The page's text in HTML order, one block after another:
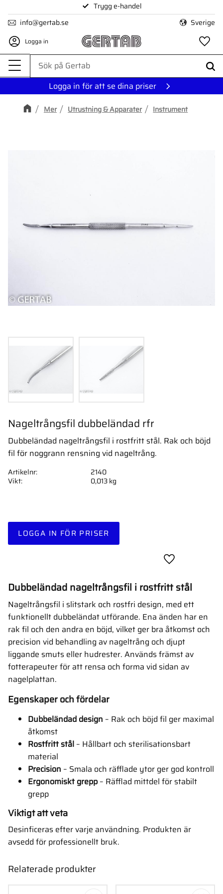
Meny
Trygg e-handel
info@gertab.se
Sverige
Logga in
Logga in för att se dina priser
Mer Utrustning & Apparater Instrument
Nageltrångsfil dubbeländad rfr
Dubbeländad nageltrångsfil i rostfritt stål. Rak och böjd
fil för noggrann rensning vid nageltrång.
LOGGA IN FÖR PRISER
Lägg till i
Artikelnr
2140
Vikt
0,013 kg
Dubbeländad nageltrångsfil i rostfritt stål
Nageltrångsfil i slitstark och rostfri design, med ett
funktionellt dubbeländat utförande. Ena änden har en
rak fil och den andra en böjd, vilket ger bra åtkomst och
precision vid behandling av nageltrång och djupt
liggande smuts eller hudrester. Används främst av
fotterapeuter för att rensa och forma vid sidan av
nagelplattan.
Egenskaper och fördelar
Dubbeländad design – Rak och böjd fil ger maximal
åtkomst
Rostfritt stål – Hållbart och sterilisationsbart
material
Precision – Smala och räfflade ytor ger god kontroll
Ergonomiskt grepp – Räfflad mittdel för stabilt
grepp
Viktigt att veta
Desinficeras efter varje användning. Produkten är
avsedd för professionellt bruk.
Relaterade produkter